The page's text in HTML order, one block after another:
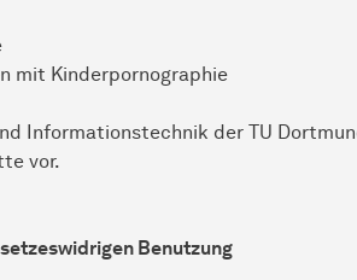
mit Kinderpornographie
Informationstechnik der TU
vor.
Benutzung